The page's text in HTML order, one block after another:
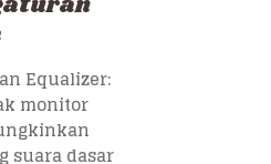
Equalizer:
monitor
suara dasar